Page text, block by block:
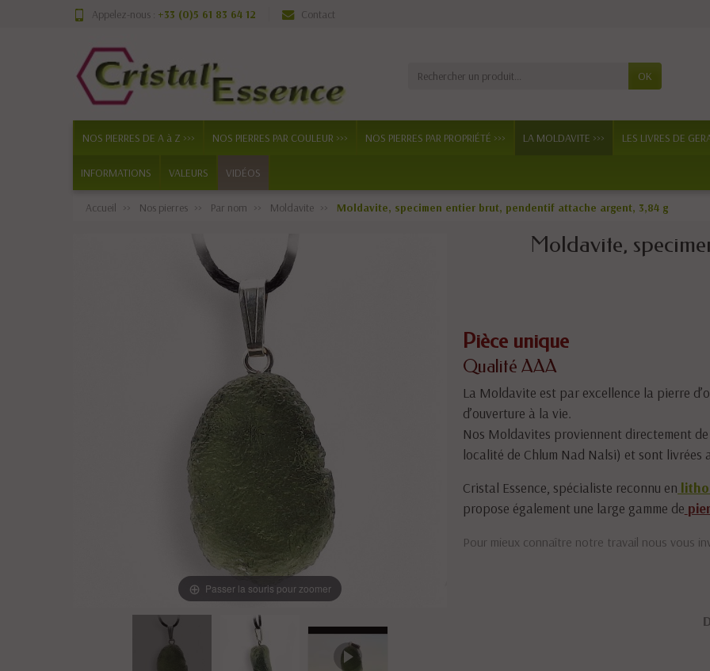
Appelez-nous : +33 (0)5 61 83 64 12 Contact
OK
NOS PIERRES DE A à Z >>> NOS PIERRES PAR COULEUR >>> NOS PIERRES PAR PROPRIÉTÉ >>> LA MOLDAVITE >>> LES LIVRES DE
INFORMATIONS VALEURS VIDÉOS
Accueil Nos pierres Par nom Moldavite Moldavite, specimen entier brut, pendentif attache argent, 3,84 g
Passer la souris pour zoomer
Moldavite,
Pièce unique
Qualité AAA
La Moldavite est par excellence la pierre
d’ouverture à la vie.
Nos Moldavites proviennent directement de
localité de Chlum Nad Nalsi) et sont
Cristal Essence, spécialiste reconnu en
propose également une large gamme de
Pour mieux connaître notre travail nous vous